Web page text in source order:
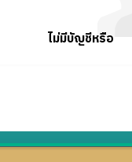
ไม่มีบัญชีหรือ